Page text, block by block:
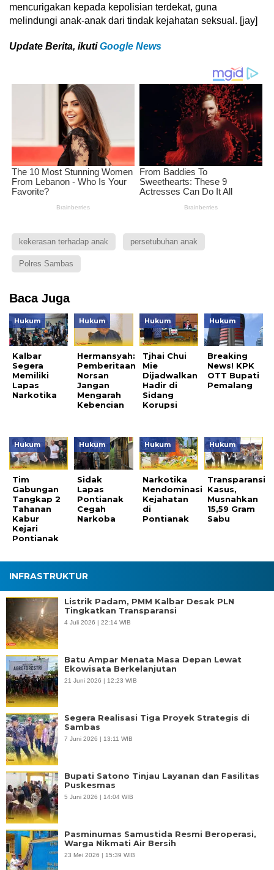
mencurigakan kepada kepolisian terdekat, guna
melindungi anak-anak dari tindak kejahatan seksual. [jay]
Update Berita, ikutiGoogle News
kekerasan terhadap anak persetubuhan anak
Polres Sambas
Baca Juga
Hukum
Kalbar
Segera
Memiliki
Lapas
Narkotika
Hukum
Hermansyah:
Pemberitaan
Norsan
Jangan
Mengarah
Kebencian
Hukum
Tjhai Chui
Mie
Dijadwalkan
Hadir di
Sidang
Korupsi
Hukum
Breaking
News! KPK
OTT Bupati
Pemalang
Hukum
Tim
Gabungan
Tangkap 2
Tahanan
Kabur
Kejari
Pontianak
Hukum
Sidak
Lapas
Pontianak
Cegah
Narkoba
Hukum
Narkotika
Mendominasi
Kejahatan
di
Pontianak
Hukum
Transparansi
Kasus,
Musnahkan
15,59 Gram
Sabu
INFRASTRUKTUR
Listrik Padam, PMM Kalbar Desak PLN
Tingkatkan Transparansi
4 Juli 2026 | 22:14 WIB
Batu Ampar Menata Masa Depan Lewat
Ekowisata Berkelanjutan
21 Juni 2026 | 12:23 WIB
Segera Realisasi Tiga Proyek Strategis di
Sambas
7 Juni 2026 | 13:11 WIB
Bupati Satono Tinjau Layanan dan Fasilitas
Puskesmas
5 Juni 2026 | 14:04 WIB
Pasminumas Samustida Resmi Beroperasi,
Warga Nikmati Air Bersih
23 Mei 2026 | 15:39 WIB